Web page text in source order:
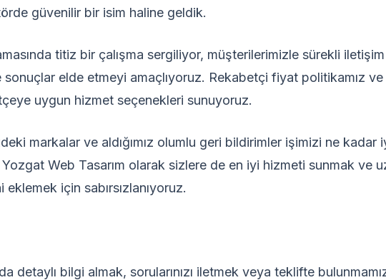
güvenilir bir isim haline geldik.
titiz bir çalışma sergiliyor, müşterilerimizle sürekli
elde etmeyi amaçlıyoruz. Rekabetçi fiyat politikamız
uygun hizmet seçenekleri sunuyoruz.
markalar ve aldığımız olumlu geri bildirimler işimizi ne kadar iyi
Web Tasarım olarak sizlere de en iyi hizmeti sunmak ve
için sabırsızlanıyoruz.
detaylı bilgi almak, sorularınızı iletmek veya teklifte